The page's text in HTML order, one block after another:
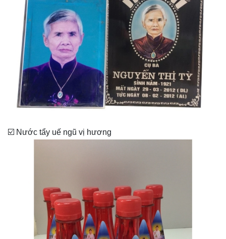
☑️ Nước tẩy uế ngũ vị hương